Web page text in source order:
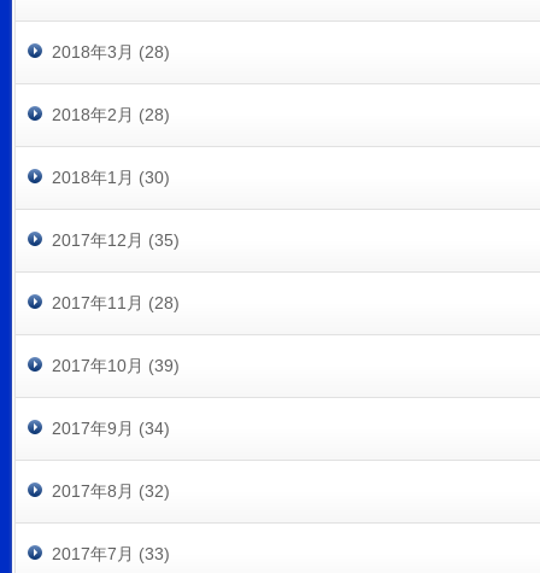
2018年3月 (28)
2018年2月 (28)
2018年1月 (30)
2017年12月 (35)
2017年11月 (28)
2017年10月 (39)
2017年9月 (34)
2017年8月 (32)
2017年7月 (33)